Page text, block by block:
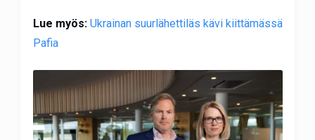
Lue myös: Ukrainan suurlähettiläs kävi kiittämässä
Pafia